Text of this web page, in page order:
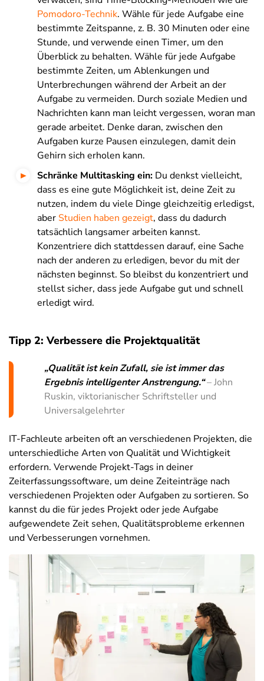
Pomodoro-Technik. Wähle für jede Aufgabe eine
bestimmte Zeitspanne, z. B. 30 Minuten oder eine
Stunde, und verwende einen Timer, um den
Überblick zu behalten. Wähle für jede Aufgabe
bestimmte Zeiten, um Ablenkungen und
Unterbrechungen während der Arbeit an der
Aufgabe zu vermeiden. Durch soziale Medien und
Nachrichten kann man leicht vergessen, woran man
gerade arbeitet. Denke daran, zwischen den
Aufgaben kurze Pausen einzulegen, damit dein
Gehirn sich erholen kann.
Schränke Multitasking ein: Du denkst vielleicht,
dass es eine gute Möglichkeit ist, deine Zeit zu
nutzen, indem du viele Dinge gleichzeitig erledigst,
aber Studien haben gezeigt, dass du dadurch
tatsächlich langsamer arbeiten kannst.
Konzentriere dich stattdessen darauf, eine Sache
nach der anderen zu erledigen, bevor du mit der
nächsten beginnst. So bleibst du konzentriert und
stellst sicher, dass jede Aufgabe gut und schnell
erledigt wird.
Tipp 2: Verbessere die Projektqualität
„Qualität ist kein Zufall, sie ist immer das
Ergebnis intelligenter Anstrengung.“– John
Ruskin, viktorianischer Schriftsteller und
Universalgelehrter
IT-Fachleute arbeiten oft an verschiedenen Projekten, die
unterschiedliche Arten von Qualität und Wichtigkeit
erfordern. Verwende Projekt-Tags in deiner
Zeiterfassungssoftware, um deine Zeiteinträge nach
verschiedenen Projekten oder Aufgaben zu sortieren. So
kannst du die für jedes Projekt oder jede Aufgabe
aufgewendete Zeit sehen, Qualitätsprobleme erkennen
und Verbesserungen vornehmen.